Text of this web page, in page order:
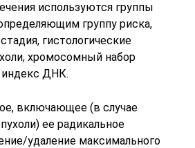
используются группы
группу риска,
гистологические
хромосомный набор
индекс ДНК.
включающее (в случае
ее радикальное
удаление максимального